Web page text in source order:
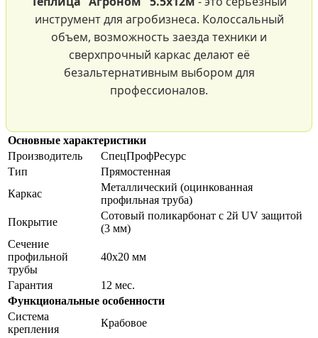
инструмент для агробизнеса. Колоссальный
объем, возможность заезда техники и
сверхпрочный каркас делают её
безальтернативным выбором для
профессионалов.
Основные характеристики
Производитель
СпецПрофРесурс
Тип
Прямостенная
Каркас
Металлический (оцинкованная
профильная труба)
Покрытие
Сотовый поликарбонат с 2й UV защитой
(3 мм)
Сечение
профильной
трубы
40х20 мм
Гарантия
12 мес.
Функциональные особенности
Система
крепления
Крабовое